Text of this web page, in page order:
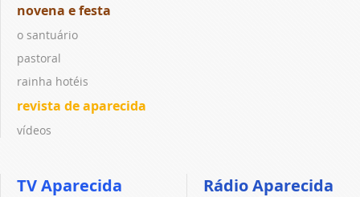
novena e festa
o santuário
pastoral
rainha hotéis
revista de aparecida
vídeos
TV Aparecida Rádio Aparecida